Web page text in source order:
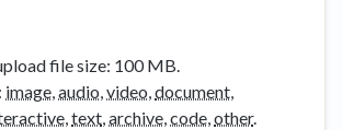
file size: 100 MB.
image,audio,video,document,
,text,archive,code,other.